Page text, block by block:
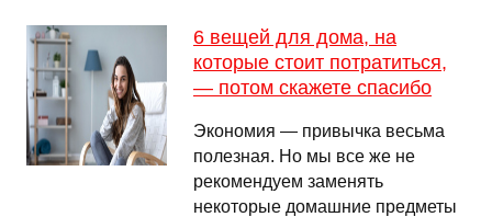
6 вещей для дома, на
которые стоит потратиться,
— потом скажете спасибо
Экономия — привычка весьма
полезная. Но мы все же не
рекомендуем заменять
некоторые домашние предметы